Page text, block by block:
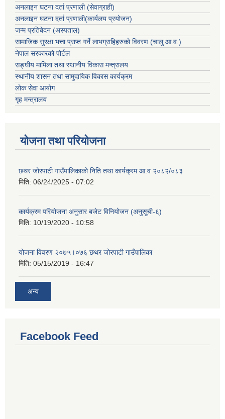
अनलाइन घटना दर्ता प्रणाली (सेवाग्राही)
अनलाइन घटना दर्ता प्रणाली(कार्यलय प्रयोजन)
जन्म प्रतिबेदन (अस्पताल)
सामाजिक सुरक्षा भत्ता प्राप्त गर्ने लाभग्राहिहरुको विवरण (चालु आ.व.)
नेपाल सरकारको पोर्टल
सङ्घीय मामिला तथा स्थानीय विकास मन्त्रालय
स्थानीय शासन तथा सामुदायिक विकास कार्यक्रम
लोक सेवा आयोग
गृह मन्त्रालय
योजना तथा परियोजना
छथर जोरपाटी गाउँपालिकाको निति तथा कार्यक्रम आ.व २०८२/०८३
मिति: 06/24/2025 - 07:02
कार्यक्रम परियोजना अनुसार बजेट विनियोजन (अनुसूची-६)
मिति: 10/19/2020 - 10:58
योजना विवरण २०७५।०७६ छथर जोरपाटी गाउँपालिका
मिति: 05/15/2019 - 16:47
अन्य
Facebook Feed